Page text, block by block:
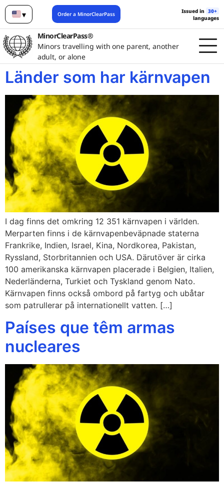
▾
English
Order a MinorClearPass Issued in 30+
languages
MinorClearPass®
Minors travelling with one parent, another
adult, or alone
Länder som har kärnvapen
I dag finns det omkring 12 351 kärnvapen i världen.
Merparten finns i de kärnvapenbeväpnade staterna
Frankrike, Indien, Israel, Kina, Nordkorea, Pakistan,
Ryssland, Storbritannien och USA. Därutöver är cirka
100 amerikanska kärnvapen placerade i Belgien, Italien,
Nederländerna, Turkiet och Tyskland genom Nato.
Kärnvapen finns också ombord på fartyg och ubåtar
som patrullerar på internationellt vatten. […]
Países que têm armas
nucleares